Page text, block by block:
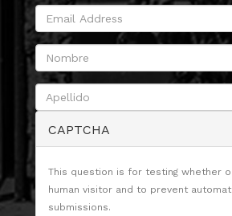
CAPTCHA
This question is for testing whether
human visitor and to prevent
submissions.